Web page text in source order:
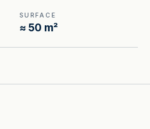
SURFACE
≈ 50 m²